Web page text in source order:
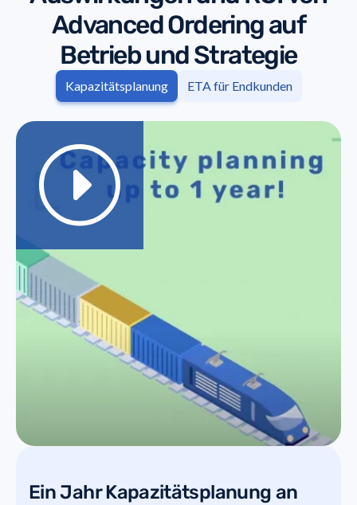
Advanced Ordering auf
Betrieb und Strategie
Kapazitätsplanung ETA für Endkunden
Ein Jahr Kapazitätsplanung an